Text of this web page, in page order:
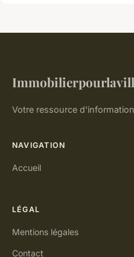
Votre ressource
NAVIGATION
Accueil
LÉGAL
Mentions légales
Contact